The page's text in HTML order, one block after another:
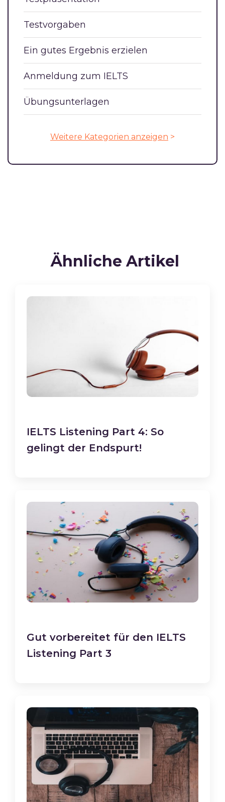
Testvorgaben
Ein gutes Ergebnis erzielen
Anmeldung zum IELTS
Übungsunterlagen
Weitere Kategorien anzeigen >
Ähnliche Artikel
IELTS Listening Part 4: So
gelingt der Endspurt!
Gut vorbereitet für den IELTS
Listening Part 3